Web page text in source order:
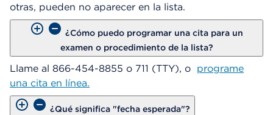
otras, pueden no aparecer en la lista.
¿Cómo puedo programar una cita para un
examen o procedimiento de la lista?
Llame al 866-454-8855 o 711 (TTY), o programe
una cita en línea.
¿Qué significa "fecha esperada"?